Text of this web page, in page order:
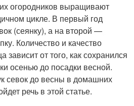
огородников выращивают
цикле. В первый год
(сеянку), а на второй —
Количество и качество
зависит от того, как сохранился
осенью до посадки весной.
севок до весны в домашних
речь в этой статье.